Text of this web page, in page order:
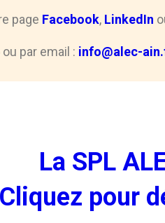
page Facebook, LinkedIn
ou par email : info@alec-
La SPL
Cliquez pour